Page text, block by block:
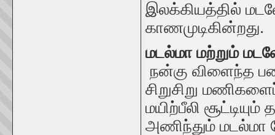
இலக்கியத்தில்
காணமுடிகின்றது.
மடல்மா மற்றும்
நன்கு விளைந்த
சிறுசிறு
மயிற்பீலி
அணிந்தும் மடல்மா